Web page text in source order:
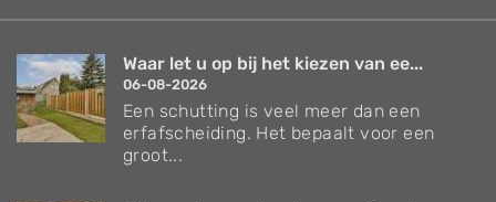
Waar let u op bij het kiezen van ee...
06-08-2026
Een schutting is veel meer dan een
erfafscheiding. Het bepaalt voor een
groot...